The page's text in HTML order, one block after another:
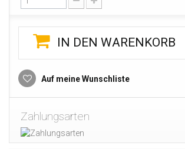
IN DEN WARENKORB
Auf meine Wunschliste
Zahlungsarten